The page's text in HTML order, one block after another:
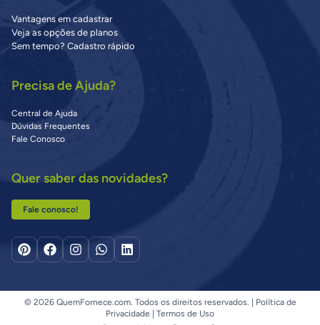
Vantagens em cadastrar
Veja as opções de planos
Sem tempo? Cadastro rápido
Precisa de Ajuda?
Central de Ajuda
Dúvidas Frequentes
Fale Conosco
Quer saber das novidades?
Fale conosco!
© 2026 QuemFornece.com. Todos os direitos reservados. |
Política de
Privacidade
Termos de Uso